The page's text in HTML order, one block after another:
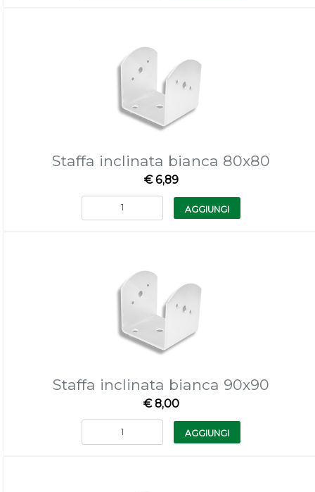
Staffa inclinata bianca 80x80
€ 6,89
Quantità
AGGIUNGI
Staffa inclinata bianca 90x90
€ 8,00
Quantità
AGGIUNGI